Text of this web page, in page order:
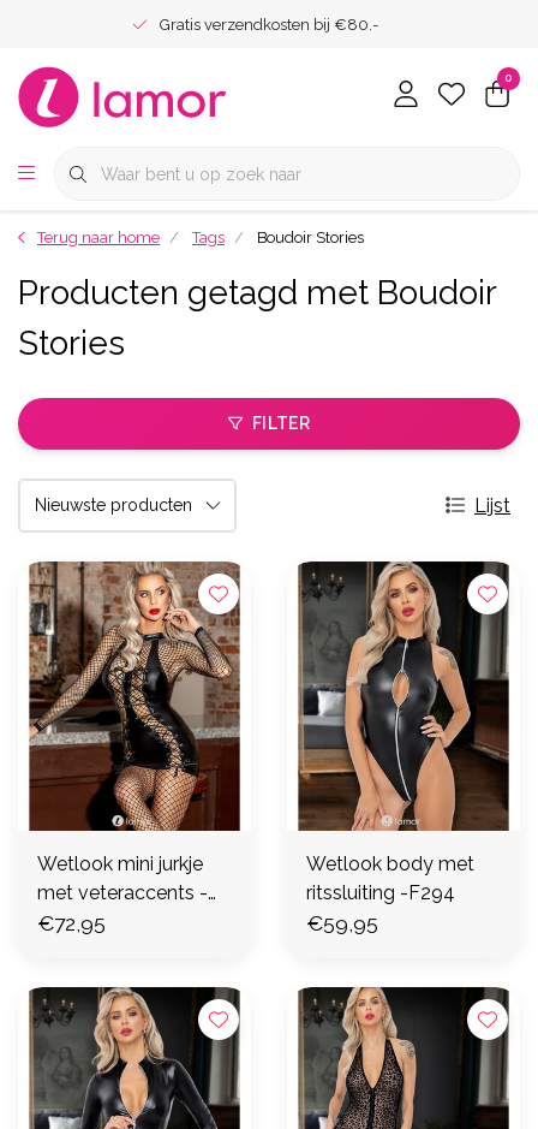
Gratis verzendkosten bij €80.-
0
Terug naar home Tags Boudoir Stories
Producten getagd met Boudoir
Stories
FILTER
Lijst
Wetlook mini jurkje
met veteraccents -
F291
€72,95
Wetlook body met
ritssluiting -F294
€59,95